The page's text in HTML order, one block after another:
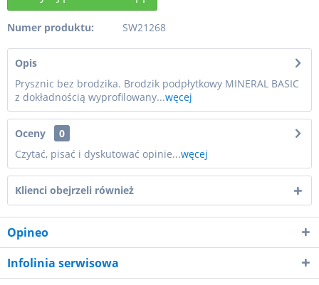
Numer produktu: SW21268
Opis
Prysznic bez brodzika. Brodzik podpłytkowy MINERAL BASIC
z dokładnością wyprofilowany...węcej
Oceny
0
Czytać, pisać i dyskutować opinie...węcej
Klienci obejrzeli również
Opineo
Infolinia serwisowa